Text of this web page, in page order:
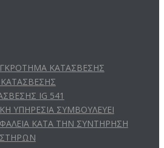
ΚΑΤΑΣΒΕΣΗΣ
IG 541
ΥΠΗΡΕΣΙΑ ΣΥΜΒΟΥΛΕΥΕΙ
ΚΑΤΑ ΤΗΝ ΣΥΝΤΗΡΗΣΗ